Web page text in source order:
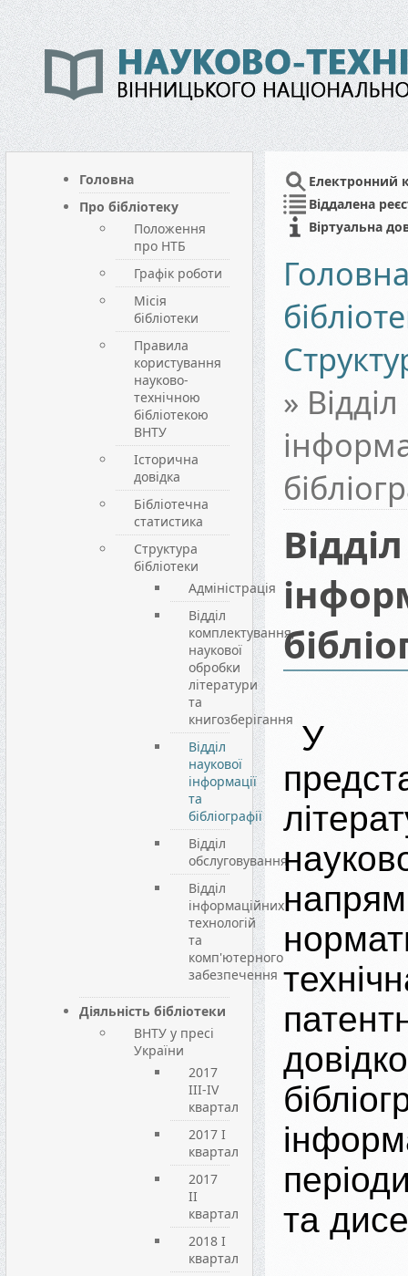
Головна
Про бібліотеку
Положення
про НТБ
Графік роботи
Місія
бібліотеки
Правила
користування
науково-
технічною
бібліотекою
ВНТУ
Історична
довідка
Бібліотечна
статистика
Структура
бібліотеки
Адміністрація
Відділ
комплектування,
наукової
обробки
літератури
та
книгозберігання
Відділ
наукової
інформації
та
бібліографії
Відділ
обслуговування
Відділ
інформаційних
технологій
та
комп'ютерного
забезпечення
Діяльність бібліотеки
ВНТУ у пресі
України
2017
III-IV
квартал
2017 I
квартал
2017
II
квартал
2018 I
квартал
Електронний
Віддалена
Віртуальна
»
У
та